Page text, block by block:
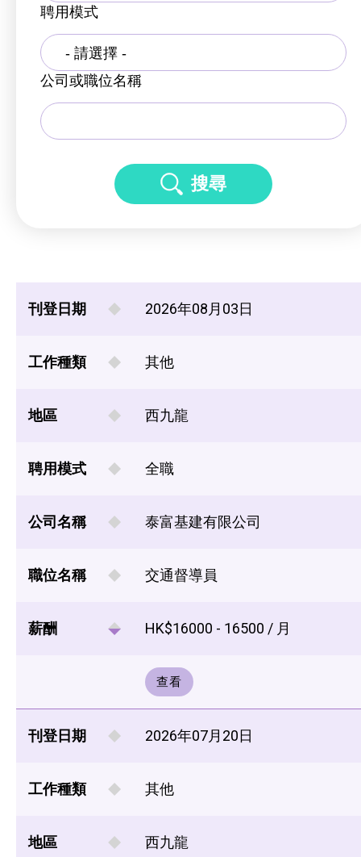
聘用模式
公司或職位名稱
搜尋
刊登日期 2026年08月03日
工作種類 其他
地區 西九龍
聘用模式 全職
公司名稱 泰富基建有限公司
職位名稱 交通督導員
薪酬 HK$16000 - 16500 / 月
查看
刊登日期 2026年07月20日
工作種類 其他
地區 西九龍